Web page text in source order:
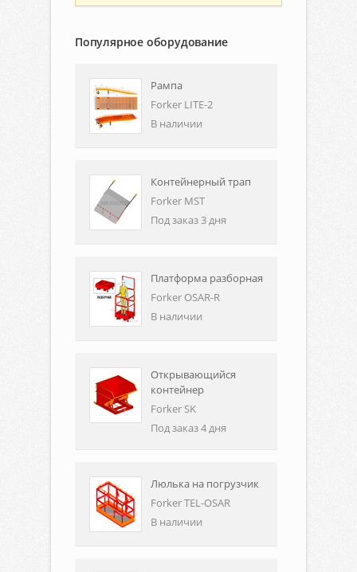
Популярное оборудование
Рампа
Forker LITE-2
В наличии
Контейнерный трап
Forker MST
Под заказ 3 дня
Платформа разборная
Forker OSAR-R
В наличии
Открывающийся
контейнер
Forker SK
Под заказ 4 дня
Люлька на погрузчик
Forker TEL-OSAR
В наличии